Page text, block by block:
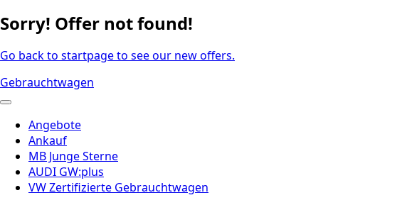
Sorry! Offer not found!
Go back to startpage to see our new offers.
Gebrauchtwagen
Angebote
Ankauf
MB Junge Sterne
AUDI GW:plus
VW Zertifizierte Gebrauchtwagen